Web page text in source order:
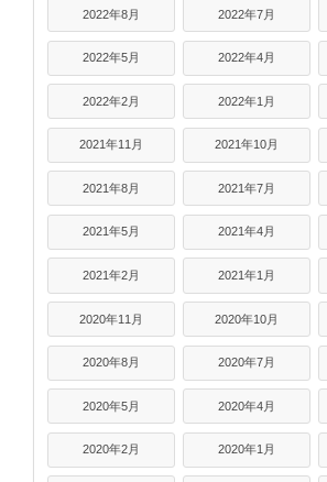
2022年8月 2022年7月
2022年5月 2022年4月
2022年2月 2022年1月
2021年11月 2021年10月
2021年8月 2021年7月
2021年5月 2021年4月
2021年2月 2021年1月
2020年11月 2020年10月
2020年8月 2020年7月
2020年5月 2020年4月
2020年2月 2020年1月